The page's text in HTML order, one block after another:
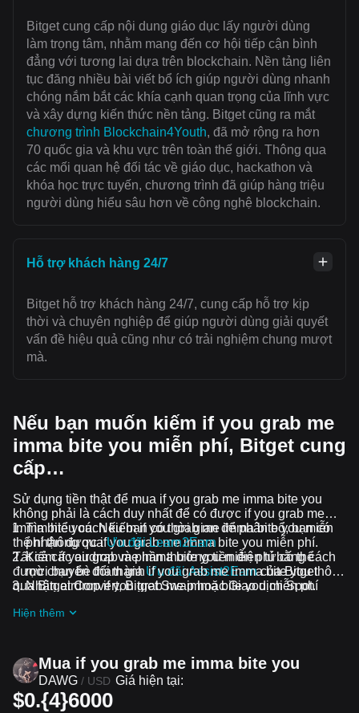
Bitget cung cấp nội dung giáo dục lấy người dùng
làm trọng tâm, nhằm mang đến cơ hội tiếp cận bình
đẳng với tương lai dựa trên blockchain. Nền tảng liên
tục đăng nhiều bài viết bổ ích giúp người dùng nhanh
chóng nắm bắt các khía cạnh quan trọng của lĩnh vực
và xây dựng kiến thức nền tảng. Bitget cũng ra mắt
chương trình Blockchain4Youth, đã mở rộng ra hơn
70 quốc gia và khu vực trên toàn thế giới. Thông qua
các mối quan hệ đối tác về giáo dục, hackathon và
khóa học trực tuyến, chương trình đã giúp hàng triệu
người dùng hiểu sâu hơn về công nghệ blockchain.
Hỗ trợ khách hàng 24/7
Bitget hỗ trợ khách hàng 24/7, cung cấp hỗ trợ kịp
thời và chuyên nghiệp để giúp người dùng giải quyết
vấn đề hiệu quả cũng như có trải nghiệm chung mượt
mà.
Nếu bạn muốn kiếm if you grab me
imma bite you miễn phí, Bitget cung
cấp…
Sử dụng tiền thật để mua if you grab me imma bite you
không phải là cách duy nhất để có được if you grab me
imma bite you. Nếu bạn có thời gian để phân bổ, bạn có
thể nhận được if you grab me imma bite you miễn phí.
Tìm hiểu cách kiếm if you grab me imma bite you miễn
phí thông quaƯu đãi Learn2Earn
Kiếm if you grab me imma bite you miễn phí bằng cách
mời bạn bè tham giaƯu đãi Assist2Earncủa Bitget
Nhận airdrop if you grab me imma bite you miễn phí
Tất cả các airdrop và phần thưởng tiền điện tử có thể
được chuyển đổi thành if you grab me imma bite you thông
qua Bitget Convert, Bitget Swap hoặc Giao dịch Spot.
Hiện thêm
Mua if you grab me imma bite you
DAWG / USD Giá hiện tại:
$0.{4}6000